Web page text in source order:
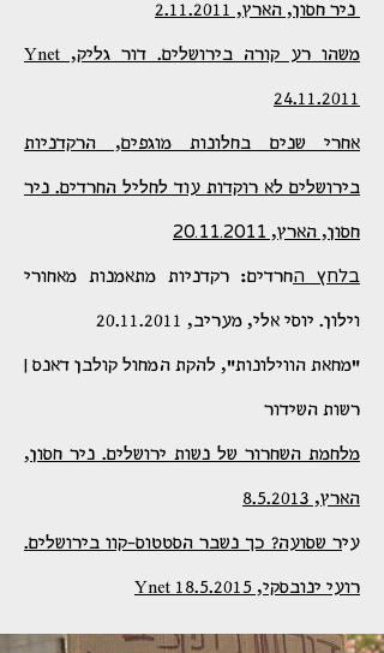
ניר חסון, הארץ, 2.11.2011
משהו רע קורה בירושלים. דור גליק, Ynet
24.11.2011
אחרי שנים בחלונות מוגפים, הרקדניות
בירושלים לא רוקדות עוד לחליל החרדים. ניר
חסון, הארץ, 20.11.2011
בלחץ החרדים: רקדניות מתאמנות מאחורי
וילון. יוסי אלי, מעריב, 20.11.2011
"מחאת הווילונות", להקת המחול קולבן דאנס |
רשות השידור
מלחמת השחרור של נשות ירושלים. ניר חסון,
הארץ, 8.5.2013
עיר שסועה? כך נשבר הסטטוס-קוו בירושלים.
רועי ינובסקי, 18.5.2015 Ynet